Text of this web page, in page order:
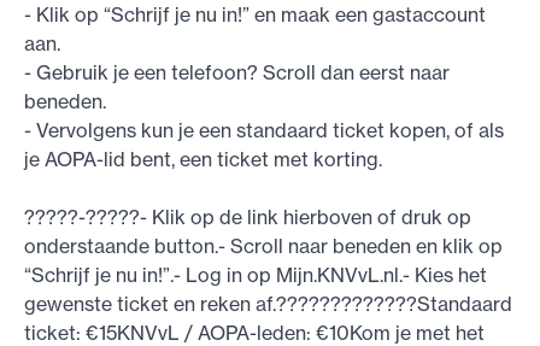
- Klik op “Schrijf je nu in!” en maak een gastaccount
aan.
- Gebruik je een telefoon? Scroll dan eerst naar
beneden.
- Vervolgens kun je een standaard ticket kopen, of als
je AOPA-lid bent, een ticket met korting.
?????-?????- Klik op de link hierboven of druk op
onderstaande button.- Scroll naar beneden en klik op
“Schrijf je nu in!”.- Log in op Mijn.KNVvL.nl.- Kies het
gewenste ticket en reken af.?????????????Standaard
ticket: €15KNVvL / AOPA-leden: €10Kom je met het